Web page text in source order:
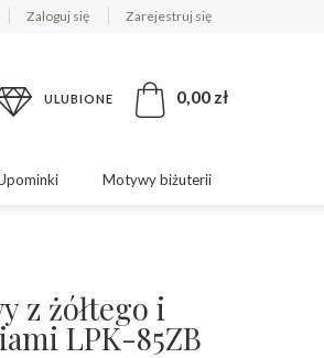
Zaloguj się Zarejestruj się
ULUBIONE 0,00 zł
Motywy biżuterii
z żółtego i
LPK-85ZB